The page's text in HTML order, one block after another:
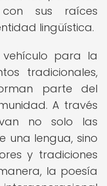
sus raíces
lingüística.
para la
tradicionales,
parte del
A través
no solo las
una lengua, sino
y tradiciones
la poesía